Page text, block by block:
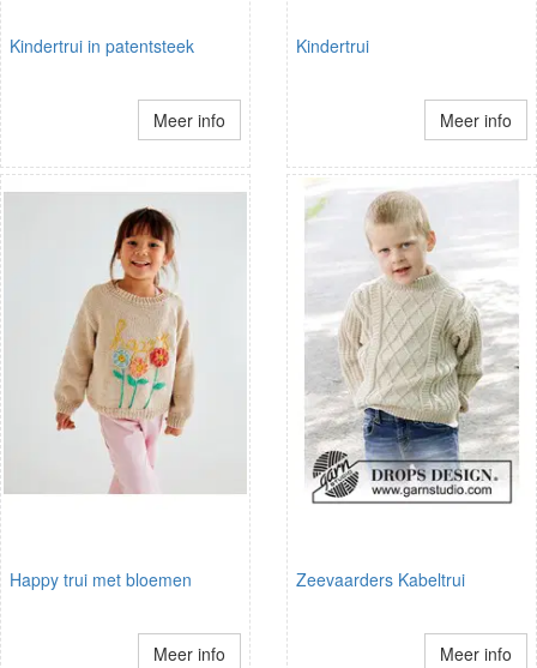
Kindertrui in patentsteek
Meer info
Kindertrui
Meer info
Happy trui met bloemen
Meer info
Zeevaarders Kabeltrui
Meer info